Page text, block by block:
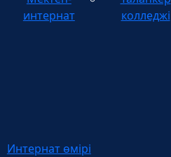
интернат
колледжі
Интернат өмірі